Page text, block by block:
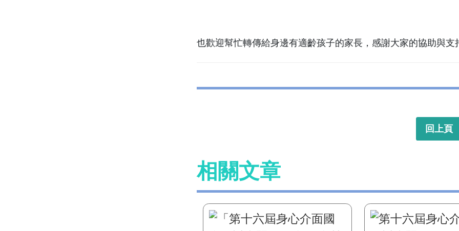
也歡迎幫忙轉傳給身邊有適齡孩子的家長，感謝大家的協助與支
回上頁
相關文章